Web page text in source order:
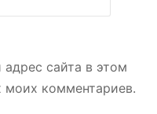
сайта в этом
моих комментариев.